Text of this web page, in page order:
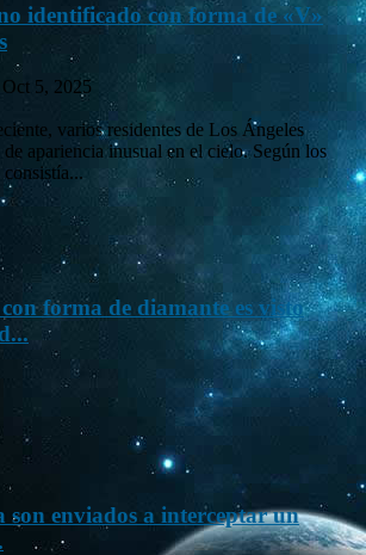
identificado con forma de «V»
Oct 5, 2025
varios residentes de Los Ángeles
de apariencia inusual en el cielo. Según los
consistía...
forma de diamante es visto
son enviados a interceptar un